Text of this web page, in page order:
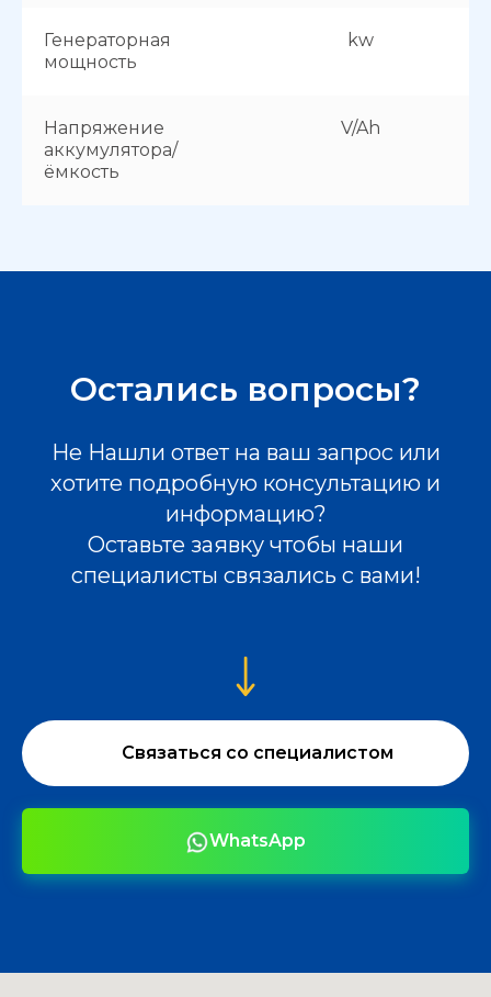
Генераторная
мощность
kw
Напряжение
аккумулятора/
ёмкость
V/Ah
Остались вопросы?
Не Нашли ответ на ваш запрос или
хотите подробную консультацию и
информацию?
Оставьте заявку чтобы наши
специалисты связались с вами!
Связаться со специалистом
WhatsApp